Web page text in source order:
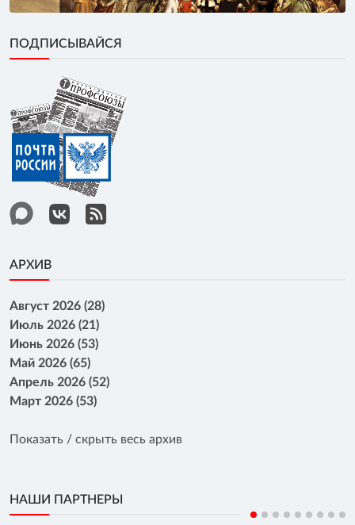
ПОДПИСЫВАЙСЯ
АРХИВ
Август 2026 (28)
Июль 2026 (21)
Июнь 2026 (53)
Май 2026 (65)
Апрель 2026 (52)
Март 2026 (53)
Показать / скрыть весь архив
НАШИ ПАРТНЕРЫ